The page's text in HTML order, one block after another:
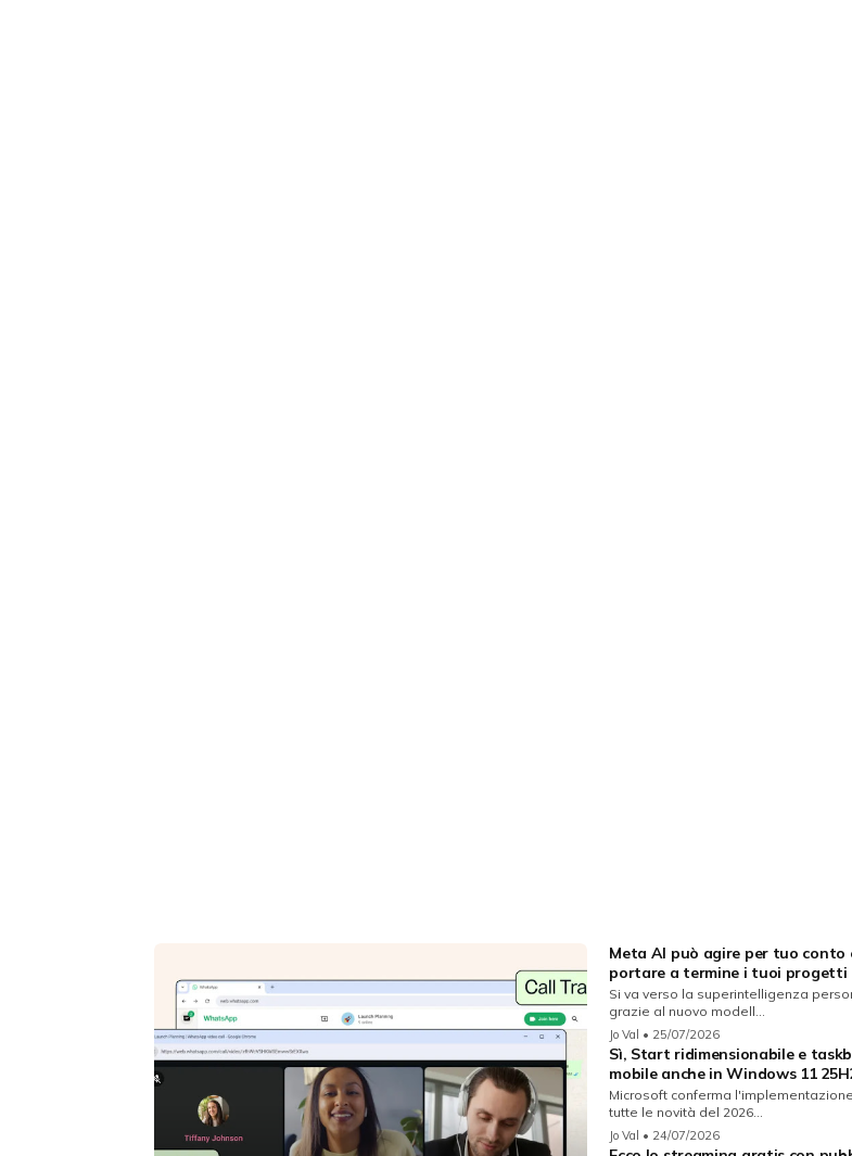
Meta AI può agire per tuo conto
portare a termine i tuoi progetti
Si va verso la superintelligenza
grazie al nuovo modell...
Jo Val • 25/07/2026
Sì, Start ridimensionabile e
mobile anche in Windows 11
Microsoft conferma
tutte le novità del 2026...
Jo Val • 24/07/2026